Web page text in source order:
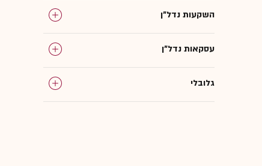
השקעות נדל"ן
עסקאות נדל"ן
גלובלי